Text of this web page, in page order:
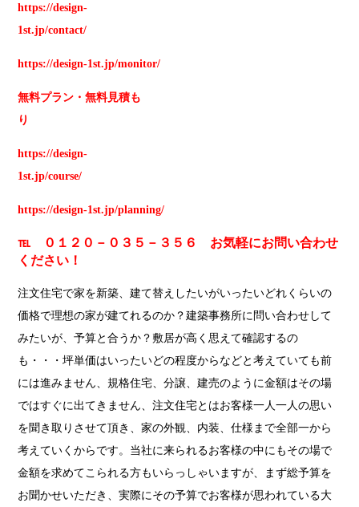
https://design-
1st.jp/contact/
https://design-1st.jp/monitor/
無料プラン ・無料見積も
り
https://design-
1st.jp/course/
https://design-1st.jp/planning/
℡ ０１２０－０３５－３５６ お気軽にお問い合わせ
ください！
注文住宅で家を新築、建て替えしたいがいったいどれくらいの
価格で理想の家が建てれるのか？建築事務所に問い合わせして
みたいが、予算と合うか？敷居が高く思えて確認するの
も・・・坪単価はいったいどの程度からなどと考えていても前
には進みません、規格住宅、分譲、建売のように金額はその場
ではすぐに出てきません、注文住宅とはお客様一人一人の思い
を聞き取りさせて頂き、家の外観、内装、仕様まで全部一から
考えていくからです。当社に来られるお客様の中にもその場で
金額を求めてこられる方もいらっしゃいますが、まず総予算を
お聞かせいただき、実際にその予算でお客様が思われている大